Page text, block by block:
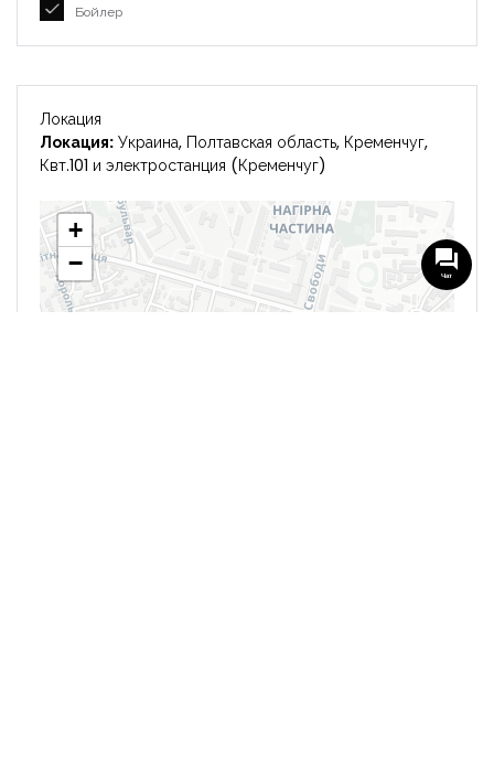
Бойлер
Локация
Локация: Украина, Полтавская область, Кременчуг,
Квт.101 и электростанция (Кременчуг)
+
−
Чат